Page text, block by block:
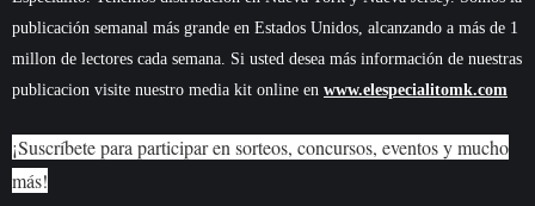
publicación semanal más grande en Estados Unidos, alcanzando a más de 1
millon de lectores cada semana. Si usted desea más información de nuestras
publicacion visite nuestro media kit online en www.elespecialitomk.com
¡Suscríbete para participar en sorteos, concursos, eventos y mucho
más!